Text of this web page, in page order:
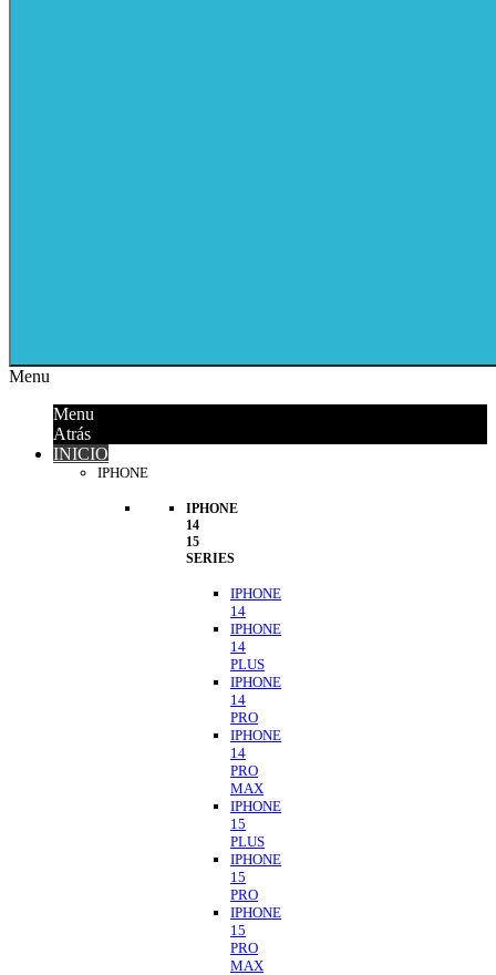
Menu
Menu
Atrás
INICIO
IPHONE
IPHONE
14
15
SERIES
IPHONE
14
IPHONE
14
PLUS
IPHONE
14
PRO
IPHONE
14
PRO
MAX
IPHONE
15
PLUS
IPHONE
15
PRO
IPHONE
15
PRO
MAX